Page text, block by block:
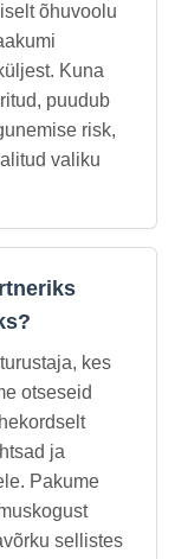
õhuvoolu
Kuna
puudub
risk,
valiku
kes
otseseid
ja
Pakume
sellistes